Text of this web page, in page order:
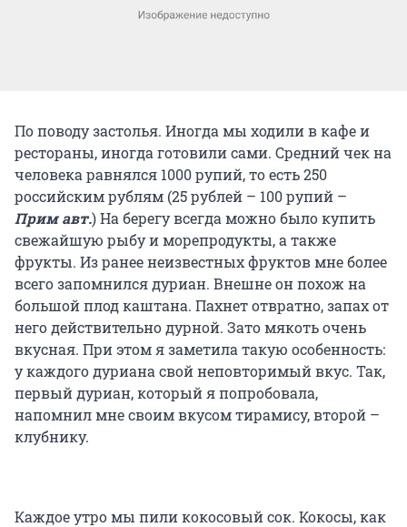
По поводу застолья. Иногда мы ходили в кафе и
рестораны, иногда готовили сами. Средний чек на
человека равнялся 1000 рупий, то есть 250
российским рублям (25 рублей – 100 рупий –
Прим авт.) На берегу всегда можно было купить
свежайшую рыбу и морепродукты, а также
фрукты. Из ранее неизвестных фруктов мне более
всего запомнился дуриан. Внешне он похож на
большой плод каштана. Пахнет отвратно, запах от
него действительно дурной. Зато мякоть очень
вкусная. При этом я заметила такую особенность:
у каждого дуриана свой неповторимый вкус. Так,
первый дуриан, который я попробовала,
напомнил мне своим вкусом тирамису, второй –
клубнику.
Каждое утро мы пили кокосовый сок. Кокосы, как